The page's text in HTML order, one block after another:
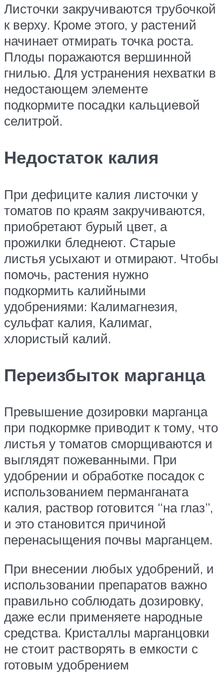
Листочки закручиваются трубочкой
к верху. Кроме этого, у растений
начинает отмирать точка роста.
Плоды поражаются вершинной
гнилью. Для устранения нехватки в
недостающем элементе
подкормите посадки кальциевой
селитрой.
Недостаток калия
При дефиците калия листочки у
томатов по краям закручиваются,
приобретают бурый цвет, а
прожилки бледнеют. Старые
листья усыхают и отмирают. Чтобы
помочь, растения нужно
подкормить калийными
удобрениями: Калимагнезия,
сульфат калия, Калимаг,
хлористый калий.
Переизбыток марганца
Превышение дозировки марганца
при подкормке приводит к тому, что
листья у томатов сморщиваются и
выглядят пожеванными. При
удобрении и обработке посадок с
использованием перманганата
калия, раствор готовится “на глаз”,
и это становится причиной
перенасыщения почвы марганцем.
При внесении любых удобрений, и
использовании препаратов важно
правильно соблюдать дозировку,
даже если применяете народные
средства. Кристаллы марганцовки
не стоит растворять в емкости с
готовым удобрением